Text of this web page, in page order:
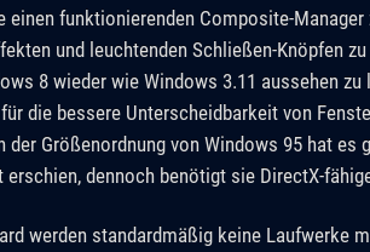
einen funktionierenden Composite-
und leuchtenden Schließen-Knöpfen
8 wieder wie Windows 3.11 aussehen
die bessere Unterscheidbarkeit von
Größenordnung von Windows 95 hat es
dennoch benötigt sie DirectX-
werden standardmäßig keine Laufwerke